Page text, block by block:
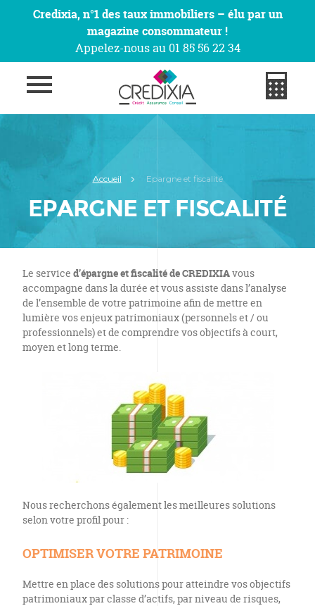
Credixia, n°1 des taux immobiliers – élu par un
magazine consommateur !
Appelez-nous au 01 85 56 22 34
Accueil Epargne et fiscalité
EPARGNE ET FISCALITÉ
Le service d’épargne et fiscalité de CREDIXIAvous
accompagne dans la durée et vous assiste dans l’analyse
de l’ensemble de votre patrimoine afin de mettre en
lumière vos enjeux patrimoniaux (personnels et / ou
professionnels) et de comprendre vos objectifs à court,
moyen et long terme.
Nous recherchons également les meilleures solutions
selon votre profil pour :
OPTIMISER VOTRE PATRIMOINE
Mettre en place des solutions pour atteindre vos objectifs
patrimoniaux par classe d’actifs, par niveau de risques,